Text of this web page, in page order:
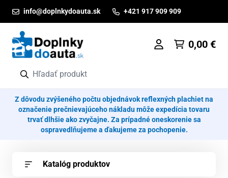
info@doplnkydoauta.sk +421 917 909 909
0,00 €
Z dôvodu zvýšeného počtu objednávok reflexných plachiet na
označenie prečnievajúceho nákladu môže expedícia tovaru
trvať dlhšie ako zvyčajne. Za prípadné oneskorenie sa
ospravedlňujeme a ďakujeme za pochopenie.
Katalóg produktov